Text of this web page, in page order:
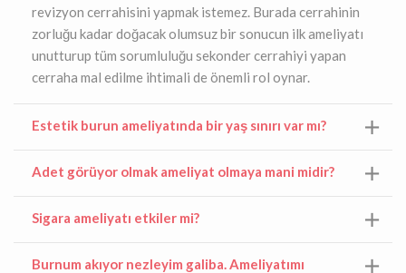
revizyon cerrahisini yapmak istemez. Burada cerrahinin
zorluğu kadar doğacak olumsuz bir sonucun ilk ameliyatı
unutturup tüm sorumluluğu sekonder cerrahiyi yapan
cerraha mal edilme ihtimali de önemli rol oynar.
Estetik burun ameliyatında bir yaş sınırı var mı?
Adet görüyor olmak ameliyat olmaya mani midir?
Sigara ameliyatı etkiler mi?
Burnum akıyor nezleyim galiba. Ameliyatımı